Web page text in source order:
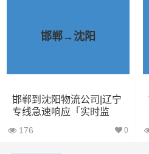
一家不靠谱的物流公司，可能
坏；
2、运输时间延迟：不靠谱的物
邯郸→沈阳
邯郸到沈阳物流公司|辽宁
专线急速响应「实时监
176 0